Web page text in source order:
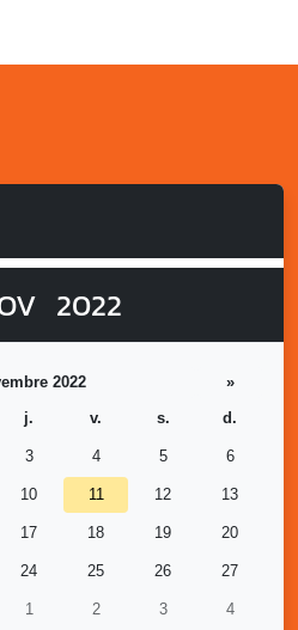
2022
2022
»
j. v. s. d.
3 4 5 6
10 11 12 13
17 18 19 20
24 25 26 27
1 2 3 4